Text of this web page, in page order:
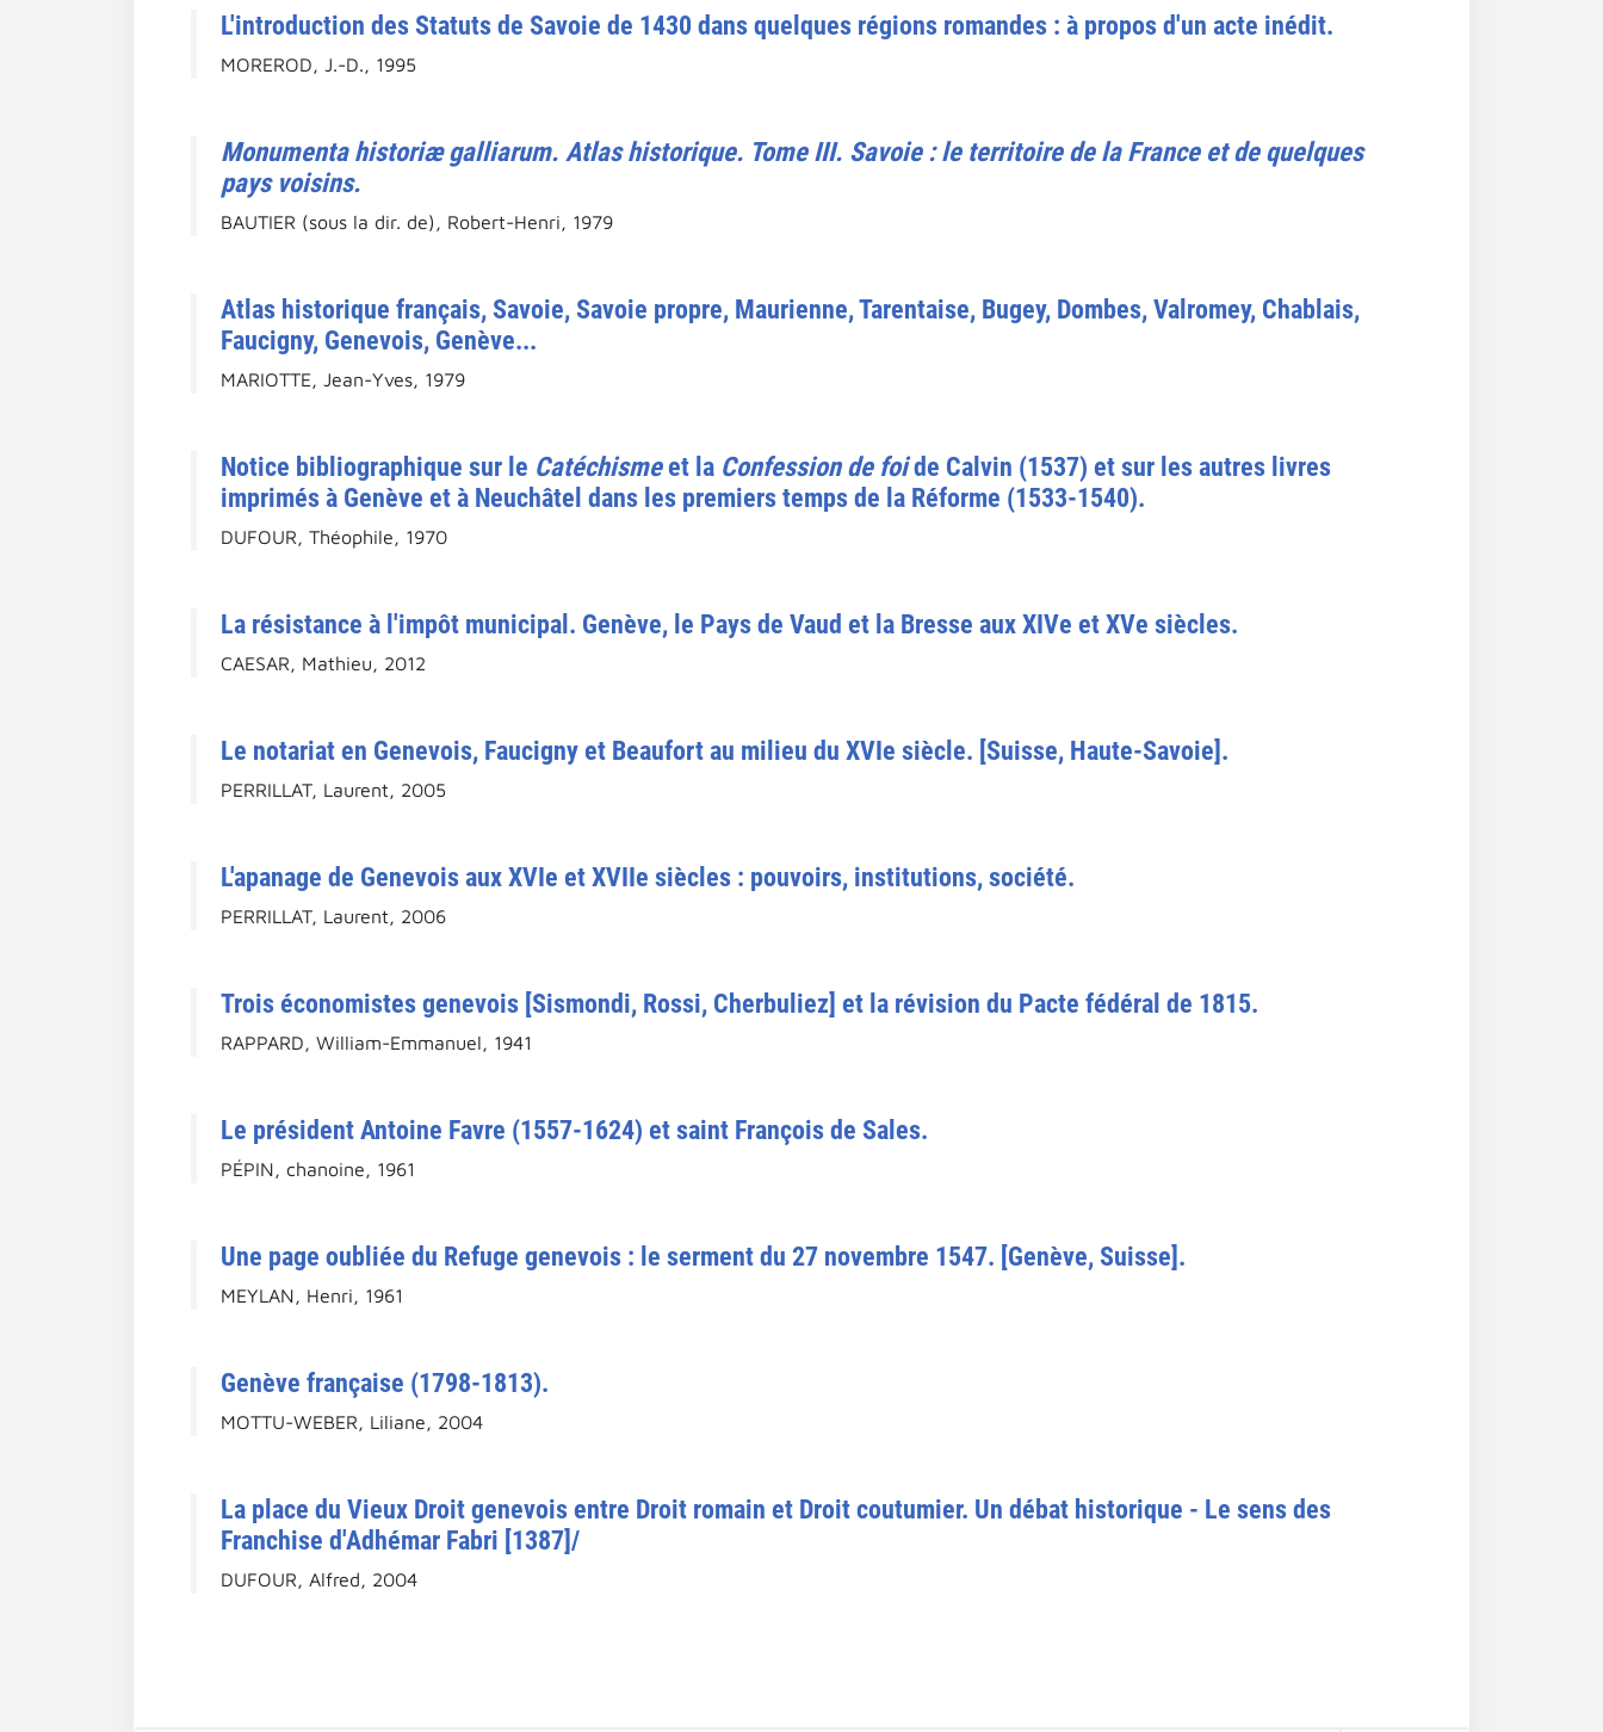
L'introduction des Statuts de Savoie de 1430 dans quelques régions romandes : à propos d'un acte inédit.
MOREROD, J.-D., 1995
Monumenta historiæ galliarum. Atlas historique. Tome III. Savoie : le territoire de la France et de quelques
pays voisins.
BAUTIER (sous la dir. de), Robert-Henri, 1979
Atlas historique français, Savoie, Savoie propre, Maurienne, Tarentaise, Bugey, Dombes, Valromey, Chablais,
Faucigny, Genevois, Genève...
MARIOTTE, Jean-Yves, 1979
Notice bibliographique sur le Catéchismeet la Confession de foide Calvin (1537) et sur les autres livres
imprimés à Genève et à Neuchâtel dans les premiers temps de la Réforme (1533-1540).
DUFOUR, Théophile, 1970
La résistance à l'impôt municipal. Genève, le Pays de Vaud et la Bresse aux XIVe et XVe siècles.
CAESAR, Mathieu, 2012
Le notariat en Genevois, Faucigny et Beaufort au milieu du XVIe siècle. [Suisse, Haute-Savoie].
PERRILLAT, Laurent, 2005
L'apanage de Genevois aux XVIe et XVIIe siècles : pouvoirs, institutions, société.
PERRILLAT, Laurent, 2006
Trois économistes genevois [Sismondi, Rossi, Cherbuliez] et la révision du Pacte fédéral de 1815.
RAPPARD, William-Emmanuel, 1941
Le président Antoine Favre (1557-1624) et saint François de Sales.
PÉPIN, chanoine, 1961
Une page oubliée du Refuge genevois : le serment du 27 novembre 1547. [Genève, Suisse].
MEYLAN, Henri, 1961
Genève française (1798-1813).
MOTTU-WEBER, Liliane, 2004
La place du Vieux Droit genevois entre Droit romain et Droit coutumier. Un débat historique - Le sens des
Franchise d'Adhémar Fabri [1387]/
DUFOUR, Alfred, 2004